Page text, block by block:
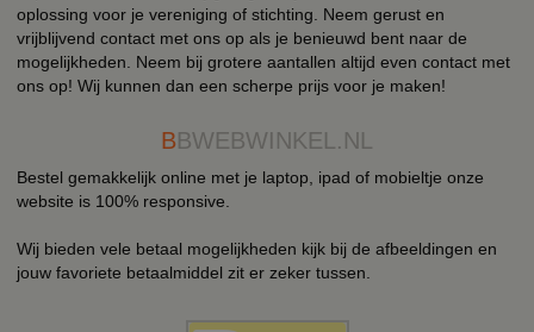
oplossing voor je vereniging of stichting. Neem gerust en
vrijblijvend contact met ons op als je benieuwd bent naar de
mogelijkheden. Neem bij grotere aantallen altijd even contact met
ons op! Wij kunnen dan een scherpe prijs voor je maken!
BBWEBWINKEL.NL
Bestel gemakkelijk online met je laptop, ipad of mobieltje onze
website is 100% responsive.
Wij bieden vele betaal mogelijkheden kijk bij de afbeeldingen en
jouw favoriete betaalmiddel zit er zeker tussen.